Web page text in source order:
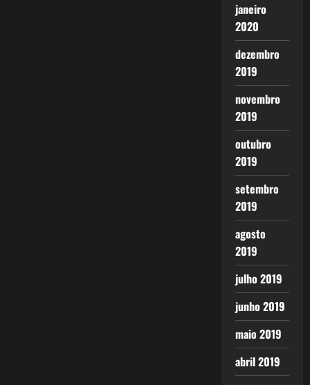
janeiro
2020
dezembro
2019
novembro
2019
outubro
2019
setembro
2019
agosto
2019
julho 2019
junho 2019
maio 2019
abril 2019